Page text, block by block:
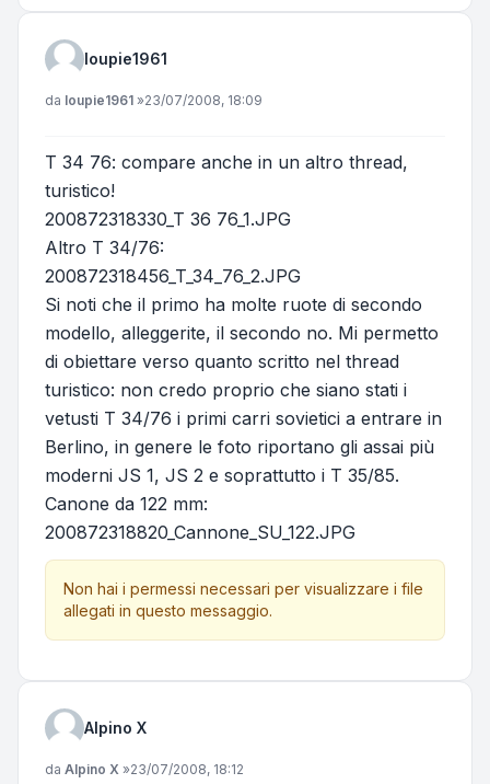
loupie1961
Messaggio
da loupie1961 »23/07/2008, 18:09
T 34 76: compare anche in un altro thread,
turistico!
200872318330_T 36 76_1.JPG
Altro T 34/76:
200872318456_T_34_76_2.JPG
Si noti che il primo ha molte ruote di secondo
modello, alleggerite, il secondo no. Mi permetto
di obiettare verso quanto scritto nel thread
turistico: non credo proprio che siano stati i
vetusti T 34/76 i primi carri sovietici a entrare in
Berlino, in genere le foto riportano gli assai più
moderni JS 1, JS 2 e soprattutto i T 35/85.
Canone da 122 mm:
200872318820_Cannone_SU_122.JPG
Non hai i permessi necessari per visualizzare i file
allegati in questo messaggio.
Alpino X
Messaggio
da Alpino X »23/07/2008, 18:12